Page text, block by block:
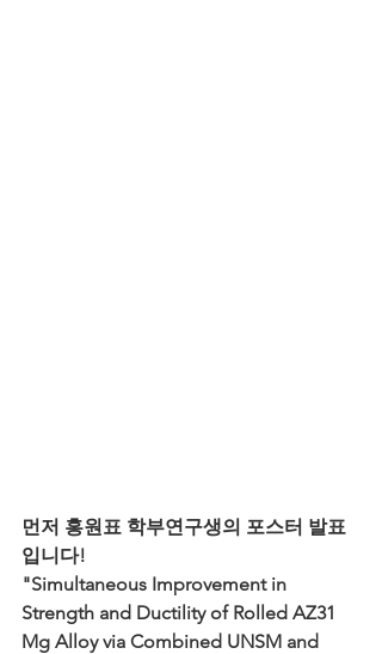
먼저 홍원표 학부연구생의 포스터 발표
입니다!
"Simultaneous Improvement in
Strength and Ductility of Rolled AZ31
Mg Alloy via Combined UNSM and